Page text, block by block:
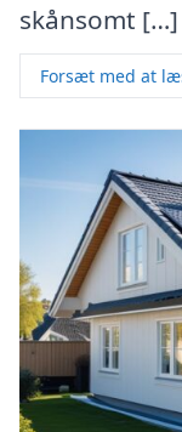
skånsomt […]
Forsæt med at